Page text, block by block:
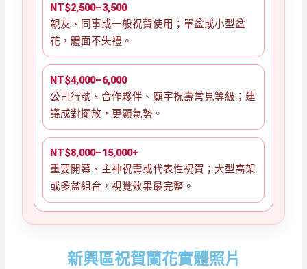
NT$2,500–3,500
親友、同事或一般祝賀使用；單盆或小型盆
花，體面不失禮。
NT$4,000–6,000
公司行號、合作夥伴、廟宇祝壽常見等級；建
議成對擺放，更顯氣勢。
NT$8,000–15,000+
重要開幕、主神祝壽或代表性祝賀；大型高架
或多盆組合，視覺效果最完整。
新興區祝賀蘭花實體照片